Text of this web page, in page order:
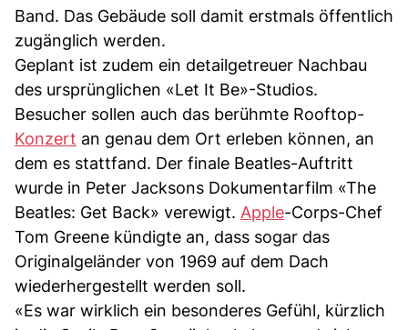
Band. Das Gebäude soll damit erstmals öffentlich
zugänglich werden.
Geplant ist zudem ein detailgetreuer Nachbau
des ursprünglichen «Let It Be»-Studios.
Besucher sollen auch das berühmte Rooftop-
Konzert an genau dem Ort erleben können, an
dem es stattfand. Der finale Beatles-Auftritt
wurde in Peter Jacksons Dokumentarfilm «The
Beatles: Get Back» verewigt. Apple-Corps-Chef
Tom Greene kündigte an, dass sogar das
Originalgeländer von 1969 auf dem Dach
wiederhergestellt werden soll.
«Es war wirklich ein besonderes Gefühl, kürzlich